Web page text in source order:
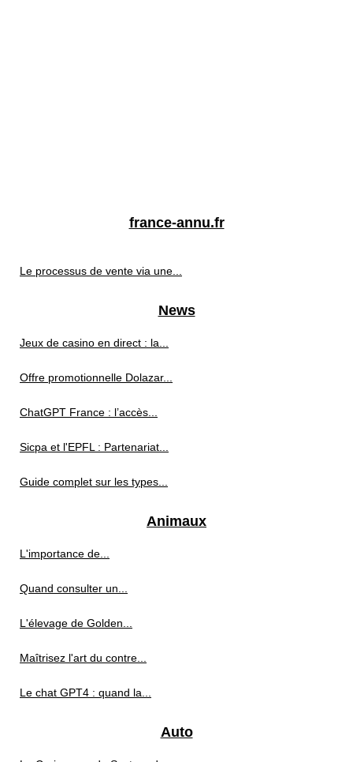
france-annu.fr
Le processus de vente via une...
News
Jeux de casino en direct : la...
Offre promotionnelle Dolazar...
ChatGPT France : l’accès...
Sicpa et l'EPFL : Partenariat...
Guide complet sur les types...
Animaux
L'importance de...
Quand consulter un...
L'élevage de Golden...
Maîtrisez l'art du contre...
Le chat GPT4 : quand la...
Auto